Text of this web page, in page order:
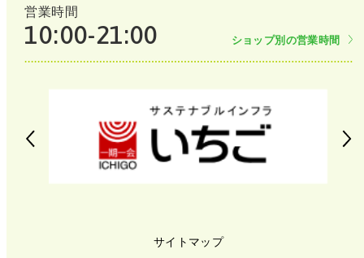
営業時間
10:00-21:00 ショップ別の営業時間
サイトマップ